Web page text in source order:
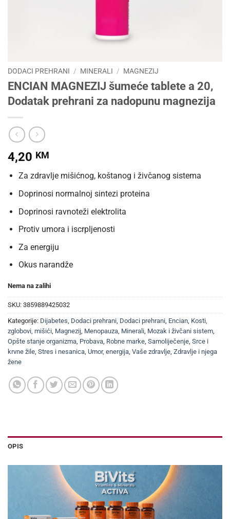
DODACI PREHRANI / MINERALI / MAGNEZIJ
ENCIAN MAGNEZIJ šumeće tablete a 20,
Dodatak prehrani za nadopunu magnezija
4,20 KM
Za zdravlje mišićnog, koštanog i živčanog sistema
Doprinosi normalnoj sintezi proteina
Doprinosi ravnoteži elektrolita
Protiv umora i iscrpljenosti
Za energiju
Okus narandže
Nema na zalihi
SKU: 3859889425032
Kategorije: Dijabetes, Dodaci prehrani, Dodaci prehrani, Encian, Kosti,
zglobovi, mišići, Magnezij, Menopauza, Minerali, Mozak i živčani sistem,
Opšte stanje organizma, Probava, Robne marke, Samoliječenje, Srce i
krvne žile, Stres i nesanica, Umor, energija, Vaše zdravlje, Zdravlje i njega
žene
OPIS